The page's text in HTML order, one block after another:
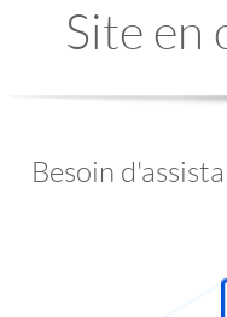
Site en
Besoin